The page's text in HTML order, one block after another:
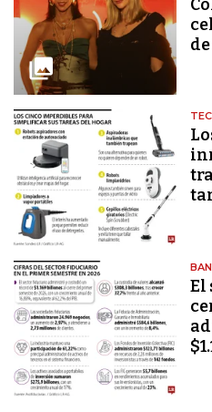
El